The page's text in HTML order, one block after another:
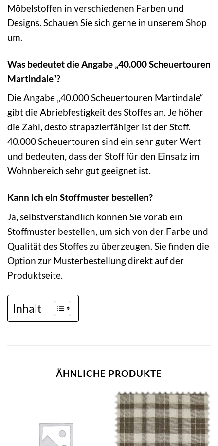
Möbelstoffen in verschiedenen Farben und
Designs. Schauen Sie sich gerne in unserem Shop
um.
Was bedeutet die Angabe „40.000 Scheuertouren
Martindale“?
Die Angabe „40.000 Scheuertouren Martindale“
gibt die Abriebfestigkeit des Stoffes an. Je höher
die Zahl, desto strapazierfähiger ist der Stoff.
40.000 Scheuertouren sind ein sehr guter Wert
und bedeuten, dass der Stoff für den Einsatz im
Wohnbereich sehr gut geeignet ist.
Kann ich ein Stoffmuster bestellen?
Ja, selbstverständlich können Sie vorab ein
Stoffmuster bestellen, um sich von der Farbe und
Qualität des Stoffes zu überzeugen. Sie finden die
Option zur Musterbestellung direkt auf der
Produktseite.
Inhalt
ÄHNLICHE PRODUKTE